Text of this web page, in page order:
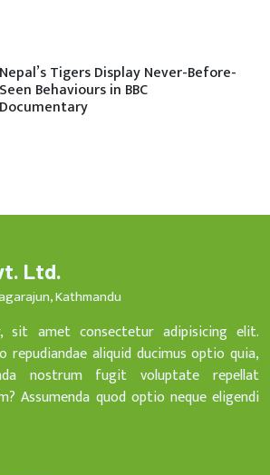
Nepal’s Tigers Display Never-Before-
Seen Behaviours in BBC
Documentary
Ltd.
Kathmandu
sit amet consectetur adipisicing elit.
repudiandae aliquid ducimus optio quia,
nostrum fugit voluptate repellat
Assumenda quod optio neque eligendi